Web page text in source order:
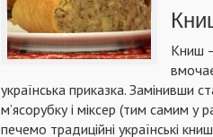
Книш
українська приказка. Замінивши
м’ясорубку і міксер (тим самим у
печемо традиційні українські